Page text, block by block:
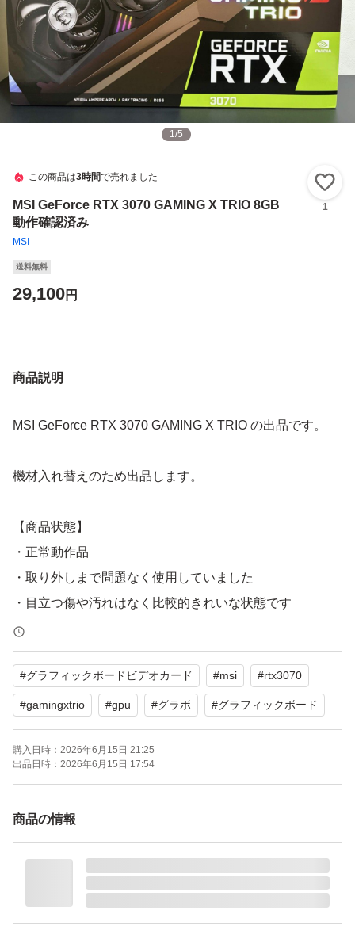
1/5
この商品は3時間で売れました
MSI GeForce RTX 3070 GAMING X TRIO 8GB
動作確認済み
MSI
1
送料無料
29,100円
商品説明
MSI GeForce RTX 3070 GAMING X TRIO の出品です。
機材入れ替えのため出品します。
【商品状態】
・正常動作品
・取り外しまで問題なく使用していました
・目立つ傷や汚れはなく比較的きれいな状態です
・非喫煙環境で使用
・マイニング用途では使用していません
・取り外し前にGPU-Zで型番確認、
3DMark Time Spy完走（12711点、DDR4-3200メモリ
＆i5-12400環境）、
OCCT 3D Adaptive 10分テスト完走（エラー0）を確認
・グラフィックボード本体
→使っていなかったため、使えるかどうかは未確認です。
#グラフィックボードビデオカード #msi #rtx3070
#gamingxtrio #gpu #グラボ #グラフィックボード
購入日時： 2026年6月15日 21:25
出品日時： 2026年6月15日 17:54
商品の情報